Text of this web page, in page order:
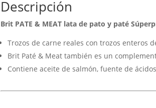
Descripción
Brit PATE & MEAT lata de pato y paté
Trozos de carne reales con trozos enteros
Brit Paté & Meat también es un
Contiene aceite de salmón, fuente de